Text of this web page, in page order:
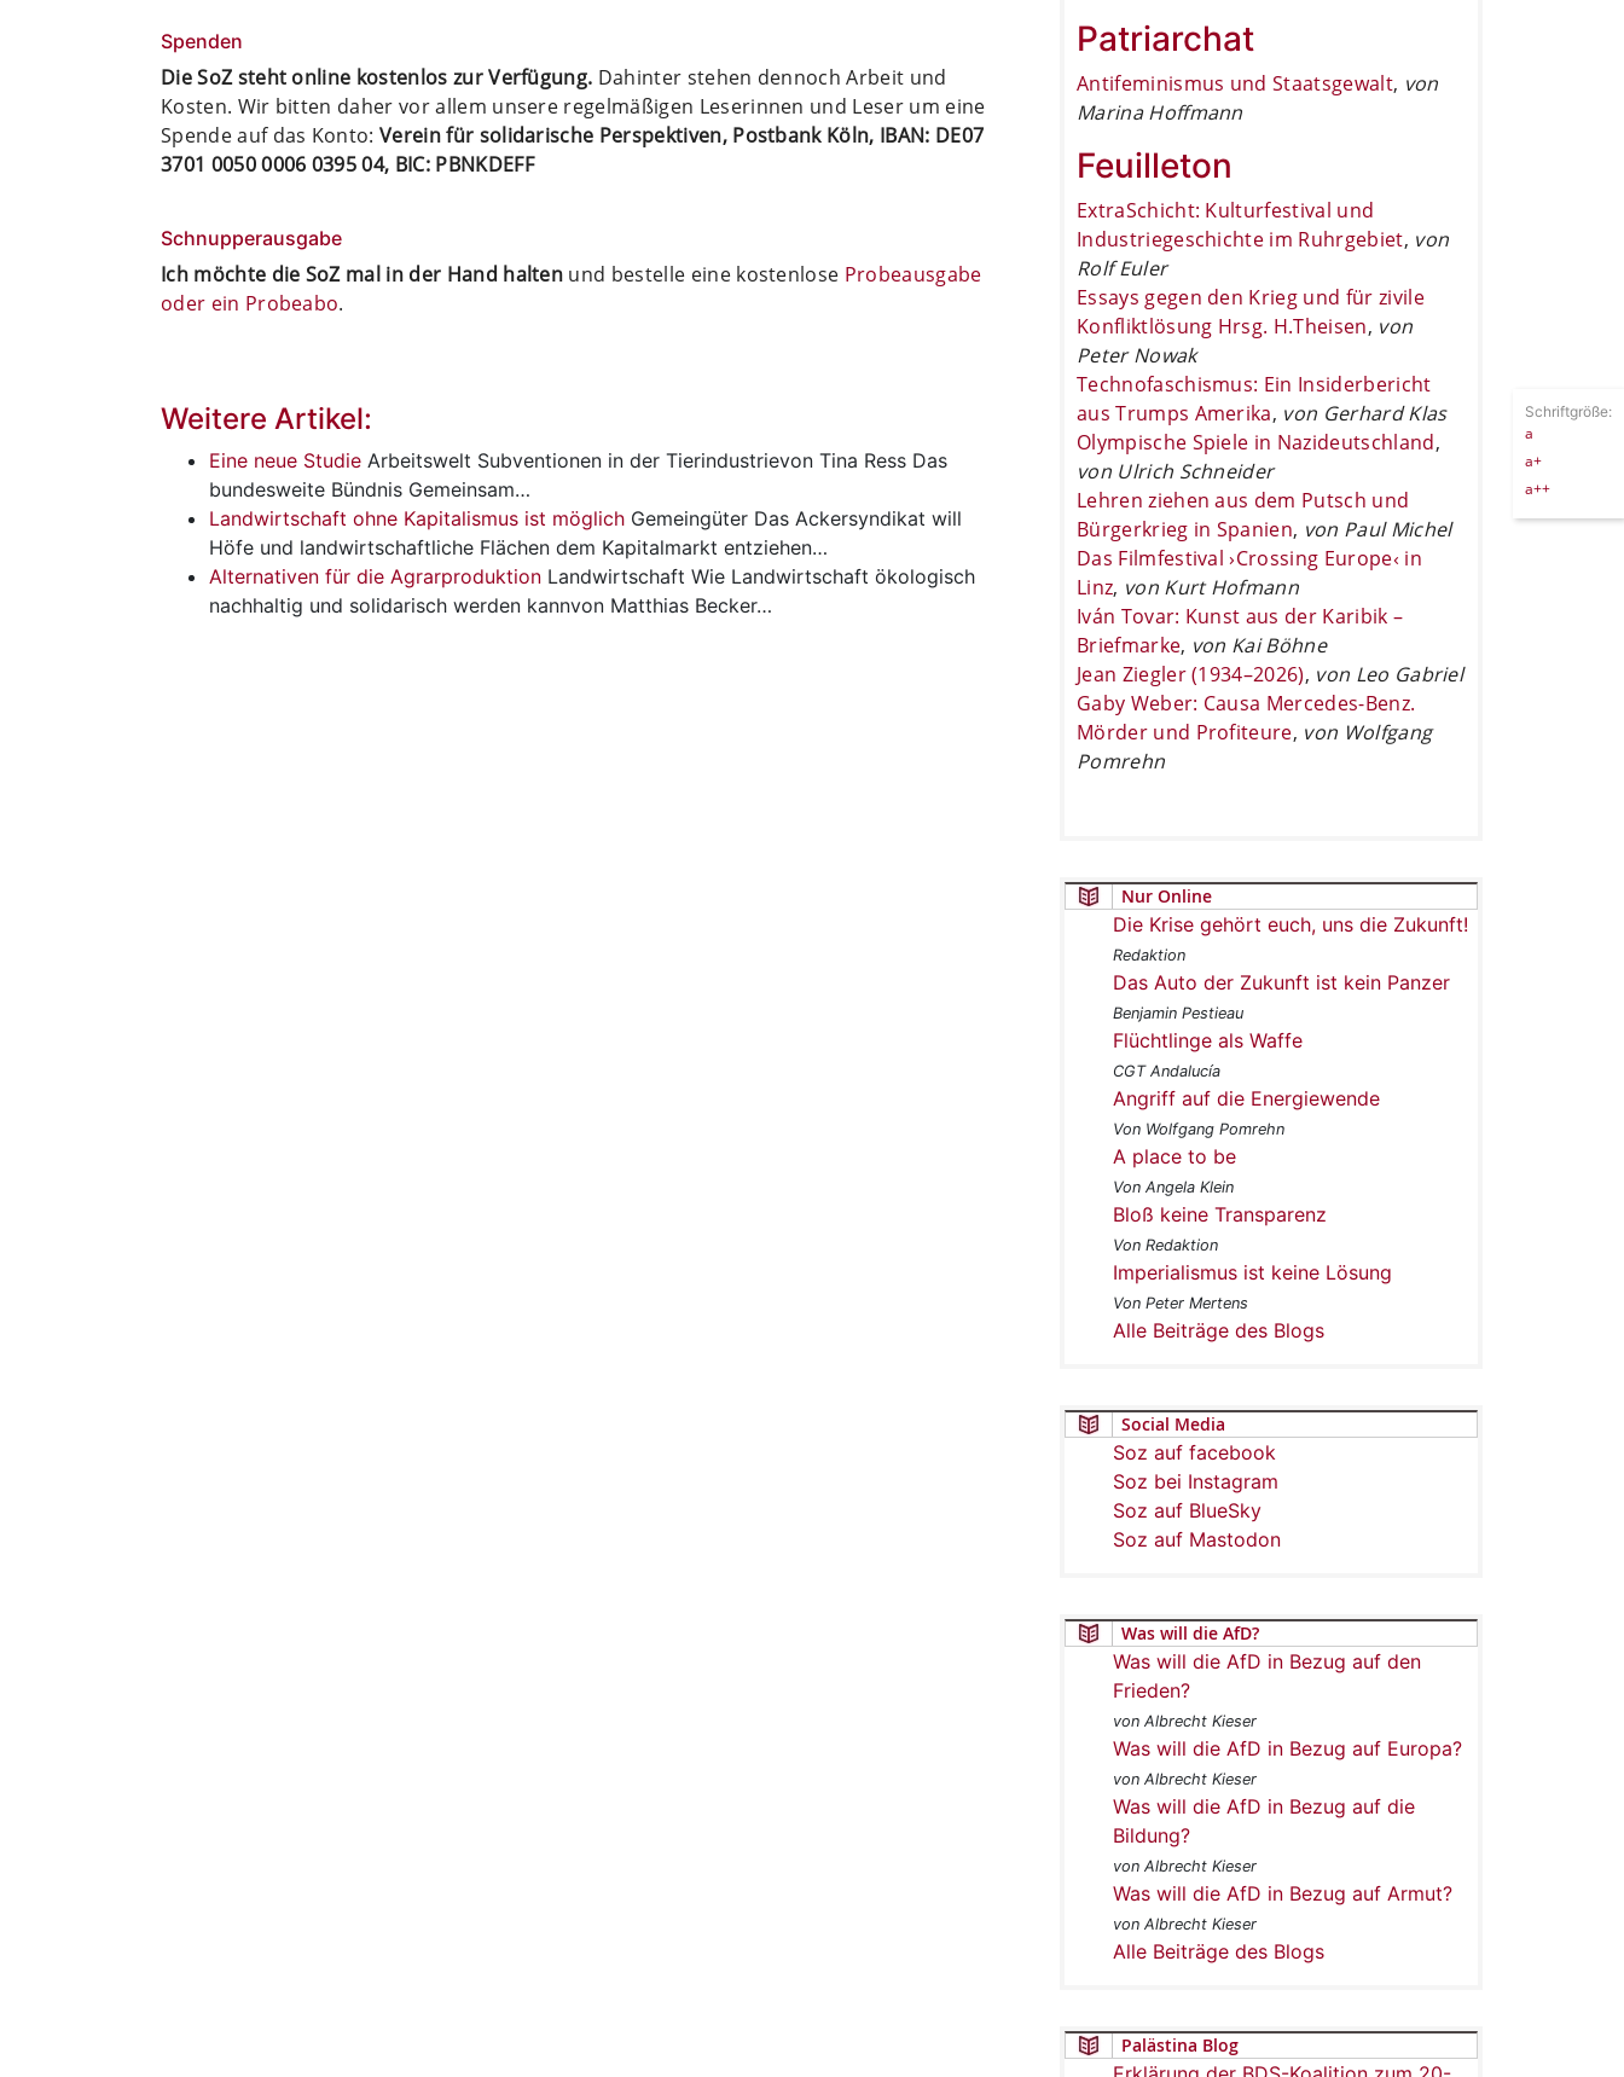
Spenden
Die SoZ steht online kostenlos zur Verfügung. Dahinter stehen dennoch Arbeit und
Kosten. Wir bitten daher vor allem unsere regelmäßigen Leserinnen und Leser um eine
Spende auf das Konto:Verein für solidarische Perspektiven, Postbank Köln, IBAN: DE07
3701 0050 0006 0395 04, BIC: PBNKDEFF
Schnupperausgabe
Ich möchte die SoZ mal in der Hand halten und bestelle eine kostenlose Probeausgabe
oder ein Probeabo.
Weitere Artikel:
Eine neue Studie Arbeitswelt Subventionen in der Tierindustrievon Tina Ress Das
bundesweite Bündnis Gemeinsam…
Landwirtschaft ohne Kapitalismus ist möglich Gemeingüter Das Ackersyndikat will
Höfe und landwirtschaftliche Flächen dem Kapitalmarkt entziehen…
Alternativen für die Agrarproduktion Landwirtschaft Wie Landwirtschaft ökologisch
nachhaltig und solidarisch werden kannvon Matthias Becker…
Patriarchat
Antifeminismus und Staatsgewalt, von
Marina Hoffmann
Feuilleton
ExtraSchicht: Kulturfestival und
Industriegeschichte im Ruhrgebiet, von
Rolf Euler
Essays gegen den Krieg und für zivile
Konfliktlösung Hrsg. H.Theisen, von
Peter Nowak
Technofaschismus: Ein Insiderbericht
aus Trumps Amerika, von Gerhard Klas
Olympische Spiele in Nazideutschland,
von Ulrich Schneider
Lehren ziehen aus dem Putsch und
Bürgerkrieg in Spanien, von Paul Michel
Das Filmfestival ›Crossing Europe‹ in
Linz, von Kurt Hofmann
Iván Tovar: Kunst aus der Karibik –
Briefmarke, von Kai Böhne
Jean Ziegler (1934–2026), von Leo Gabriel
Gaby Weber: Causa Mercedes-Benz.
Mörder und Profiteure, von Wolfgang
Pomrehn
Nur Online
Die Krise gehört euch, uns die Zukunft!
Redaktion
Das Auto der Zukunft ist kein Panzer
Benjamin Pestieau
Flüchtlinge als Waffe
CGT Andalucía
Angriff auf die Energiewende
Von Wolfgang Pomrehn
A place to be
Von Angela Klein
Bloß keine Transparenz
Von Redaktion
Imperialismus ist keine Lösung
Von Peter Mertens
Alle Beiträge des Blogs
Social Media
Soz auf facebook
Soz bei Instagram
Soz auf BlueSky
Soz auf Mastodon
Was will die AfD?
Was will die AfD in Bezug auf den
Frieden?
von Albrecht Kieser
Was will die AfD in Bezug auf Europa?
von Albrecht Kieser
Was will die AfD in Bezug auf die
Bildung?
von Albrecht Kieser
Was will die AfD in Bezug auf Armut?
von Albrecht Kieser
Alle Beiträge des Blogs
Palästina Blog
Schriftgröße:
a
a+
a++